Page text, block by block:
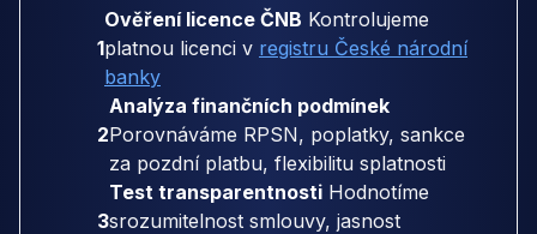
1
Ověření licence ČNB Kontrolujeme
platnou licenci v registru České národní
banky
2
Analýza finančních podmínek
Porovnáváme RPSN, poplatky, sankce
za pozdní platbu, flexibilitu splatnosti
3
Test transparentnosti Hodnotíme
srozumitelnost smlouvy, jasnost